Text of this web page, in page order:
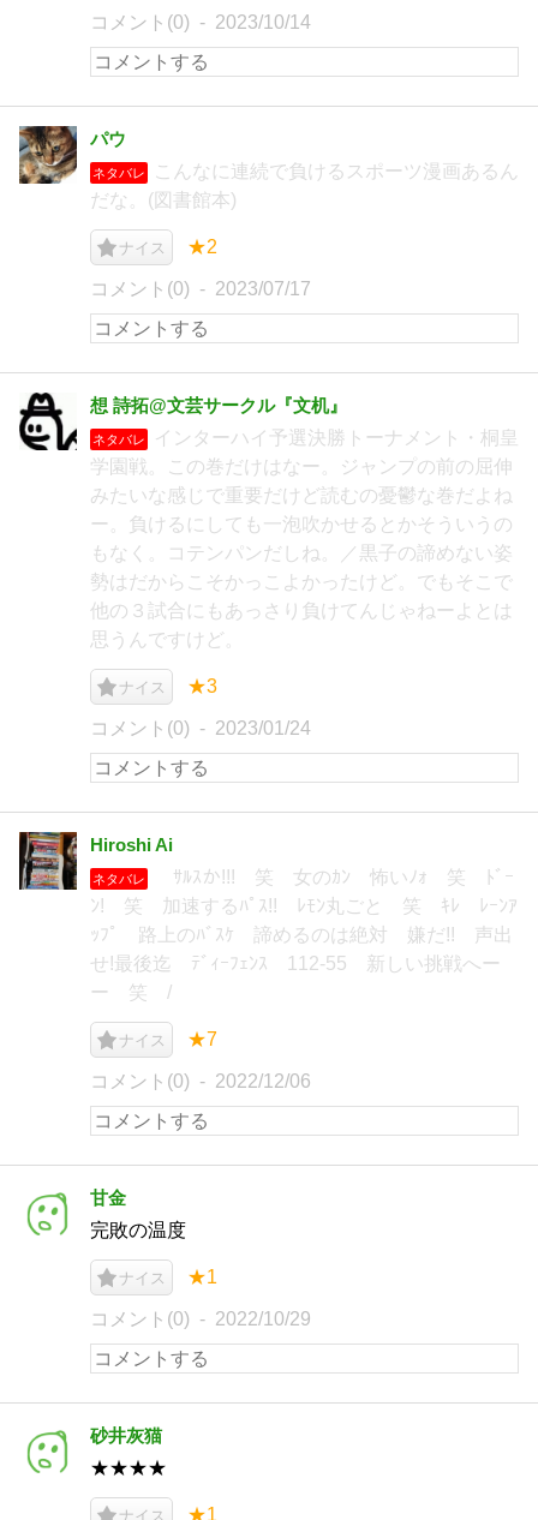
コメント(0) 2023/10/14
パウ
ネタバレ
こんなに連続で負けるスポーツ漫画あるん
だな。(図書館本)
ナイス ★2
コメント(0) 2023/07/17
想 詩拓@文芸サークル『文机』
ネタバレ
インターハイ予選決勝トーナメント・桐皇
学園戦。この巻だけはなー。ジャンプの前の屈伸
みたいな感じで重要だけど読むの憂鬱な巻だよね
ー。負けるにしても一泡吹かせるとかそういうの
もなく。コテンパンだしね。／黒子の諦めない姿
勢はだからこそかっこよかったけど。でもそこで
他の３試合にもあっさり負けてんじゃねーよとは
思うんですけど。
ナイス ★3
コメント(0) 2023/01/24
Hiroshi Ai
ネタバレ
ｻﾙｽか!!! 笑 女のｶﾝ 怖いﾉｫ 笑 ﾄﾞｰ
ﾝ! 笑 加速するﾊﾟｽ!! ﾚﾓﾝ丸ごと 笑 ｷﾚ ﾚｰﾝｱ
ｯﾌﾟ 路上のﾊﾞｽｹ 諦めるのは絶対 嫌だ!! 声出
せ!最後迄 ﾃﾞｨｰﾌｪﾝｽ 112-55 新しい挑戦へー
ー 笑 /
ナイス ★7
コメント(0) 2022/12/06
甘金
完敗の温度
ナイス ★1
コメント(0) 2022/10/29
砂井灰猫
★★★★
ナイス ★1